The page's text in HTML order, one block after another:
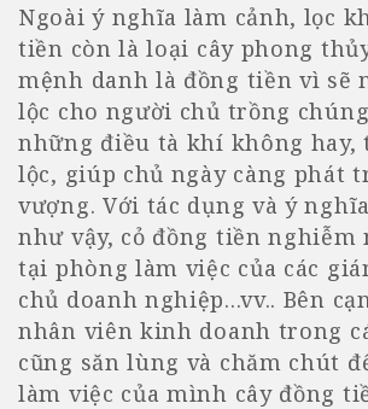
Ngoài ý nghĩa làm cảnh, lọc
tiền còn là loại cây phong
mệnh danh là đồng tiền vì sẽ
lộc cho người chủ trồng
những điều tà khí không hay,
lộc, giúp chủ ngày càng phát
vượng. Với tác dụng và ý
như vậy, cỏ đồng tiền nghiễm
tại phòng làm việc của các
chủ doanh nghiệp...vv.. Bên
nhân viên kinh doanh trong
cũng săn lùng và chăm chút
làm việc của mình cây đồng